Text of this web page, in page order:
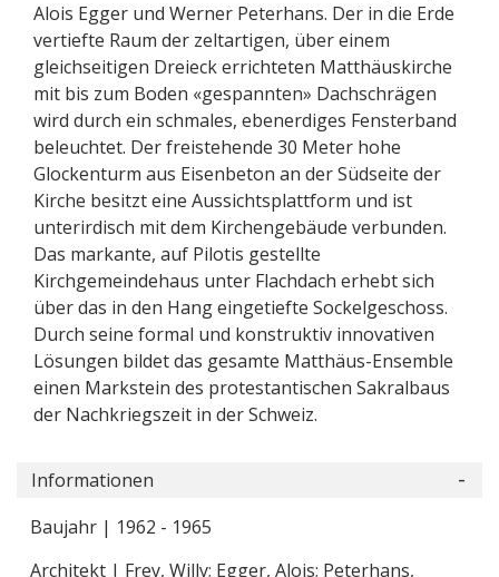
Alois Egger und Werner Peterhans. Der in die Erde
vertiefte Raum der zeltartigen, über einem
gleichseitigen Dreieck errichteten Matthäuskirche
mit bis zum Boden «gespannten» Dachschrägen
wird durch ein schmales, ebenerdiges Fensterband
beleuchtet. Der freistehende 30 Meter hohe
Glockenturm aus Eisenbeton an der Südseite der
Kirche besitzt eine Aussichtsplattform und ist
unterirdisch mit dem Kirchengebäude verbunden.
Das markante, auf Pilotis gestellte
Kirchgemeindehaus unter Flachdach erhebt sich
über das in den Hang eingetiefte Sockelgeschoss.
Durch seine formal und konstruktiv innovativen
Lösungen bildet das gesamte Matthäus-Ensemble
einen Markstein des protestantischen Sakralbaus
der Nachkriegszeit in der Schweiz.
Informationen
Baujahr | 1962 - 1965
Architekt | Frey, Willy; Egger, Alois; Peterhans,